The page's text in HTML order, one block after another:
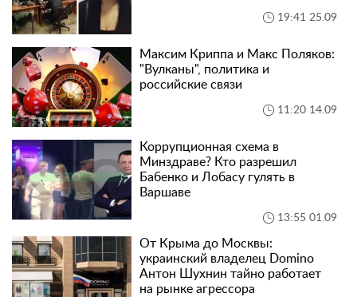
19:41 25.09
Максим Криппа и Макс Поляков:
"Вулканы", политика и
российские связи
11:20 14.09
Коррупционная схема в
Минздраве? Кто разрешил
Бабенко и Лобасу гулять в
Варшаве
13:55 01.09
От Крыма до Москвы:
украинский владелец Domino
Антон Шухнин тайно работает
на рынке агрессора